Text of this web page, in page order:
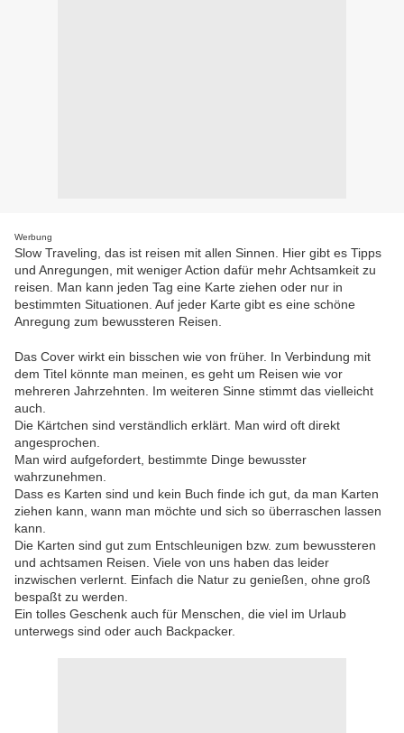
Werbung
Slow Traveling, das ist reisen mit allen Sinnen. Hier gibt es Tipps
und Anregungen, mit weniger Action dafür mehr Achtsamkeit zu
reisen. Man kann jeden Tag eine Karte ziehen oder nur in
bestimmten Situationen. Auf jeder Karte gibt es eine schöne
Anregung zum bewussteren Reisen.
Das Cover wirkt ein bisschen wie von früher. In Verbindung mit
dem Titel könnte man meinen, es geht um Reisen wie vor
mehreren Jahrzehnten. Im weiteren Sinne stimmt das vielleicht
auch.
Die Kärtchen sind verständlich erklärt. Man wird oft direkt
angesprochen.
Man wird aufgefordert, bestimmte Dinge bewusster
wahrzunehmen.
Dass es Karten sind und kein Buch finde ich gut, da man Karten
ziehen kann, wann man möchte und sich so überraschen lassen
kann.
Die Karten sind gut zum Entschleunigen bzw. zum bewussteren
und achtsamen Reisen. Viele von uns haben das leider
inzwischen verlernt. Einfach die Natur zu genießen, ohne groß
bespaßt zu werden.
Ein tolles Geschenk auch für Menschen, die viel im Urlaub
unterwegs sind oder auch Backpacker.